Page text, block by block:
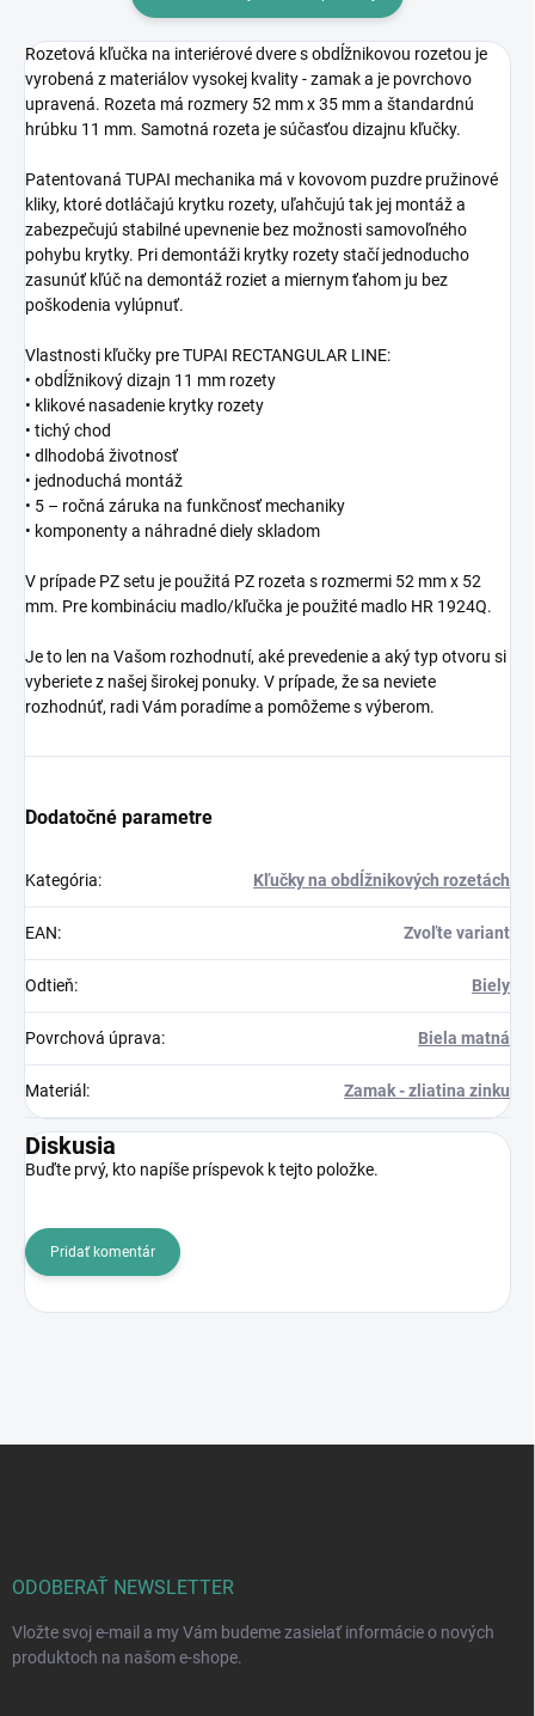
Rozetová kľučka na interiérové dvere s obdĺžnikovou rozetou je
vyrobená z materiálov vysokej kvality - zamak a je povrchovo
upravená. Rozeta má rozmery 52 mm x 35 mm a štandardnú
hrúbku 11 mm. Samotná rozeta je súčasťou dizajnu kľučky.
Patentovaná TUPAI mechanika má v kovovom puzdre pružinové
kliky, ktoré dotláčajú krytku rozety, uľahčujú tak jej montáž a
zabezpečujú stabilné upevnenie bez možnosti samovoľného
pohybu krytky. Pri demontáži krytky rozety stačí jednoducho
zasunúť kľúč na demontáž roziet a miernym ťahom ju bez
poškodenia vylúpnuť.
Vlastnosti kľučky pre TUPAI RECTANGULAR LINE:
• obdĺžnikový dizajn 11 mm rozety
• klikové nasadenie krytky rozety
• tichý chod
• dlhodobá životnosť
• jednoduchá montáž
• 5 – ročná záruka na funkčnosť mechaniky
• komponenty a náhradné diely skladom
V prípade PZ setu je použitá PZ rozeta s rozmermi 52 mm x 52
mm. Pre kombináciu madlo/kľučka je použité madlo HR 1924Q.
Je to len na Vašom rozhodnutí, aké prevedenie a aký typ otvoru si
vyberiete z našej širokej ponuky. V prípade, že sa neviete
rozhodnúť, radi Vám poradíme a pomôžeme s výberom.
Dodatočné parametre
Kategória: Kľučky na obdĺžnikových rozetách
EAN: Zvoľte variant
Odtieň: Biely
Povrchová úprava: Biela matná
Materiál : Zamak - zliatina zinku
Diskusia
Buďte prvý, kto napíše príspevok k tejto položke.
Pridať komentár
ODOBERAŤ NEWSLETTER
Vložte svoj e-mail a my Vám budeme zasielať informácie o nových
produktoch na našom e-shope.